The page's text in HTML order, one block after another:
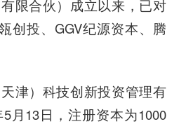
限合伙）成立以来，已对
创投、GGV纪源资本、腾
津）科技创新投资管理有
月13日，注册资本为1000